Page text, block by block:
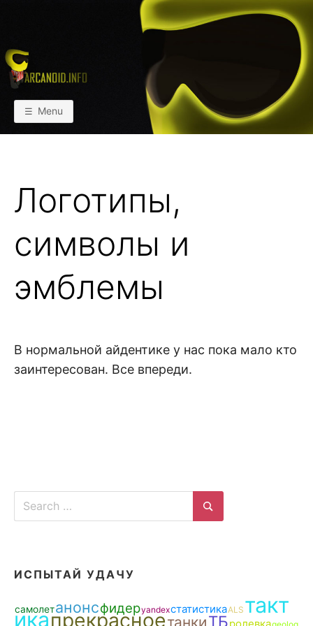
АРКАИНФО
Пейнтбол vs Paintball
Menu
Логотипы,
символы и
эмблемы
В нормальной айдентике у нас пока мало кто
заинтересован. Все впереди.
Search
Search
ИСПЫТАЙ УДАЧУ
самолетанонсфидерyandexстатистикаALS такт
икапрекрасноетанкиТБ